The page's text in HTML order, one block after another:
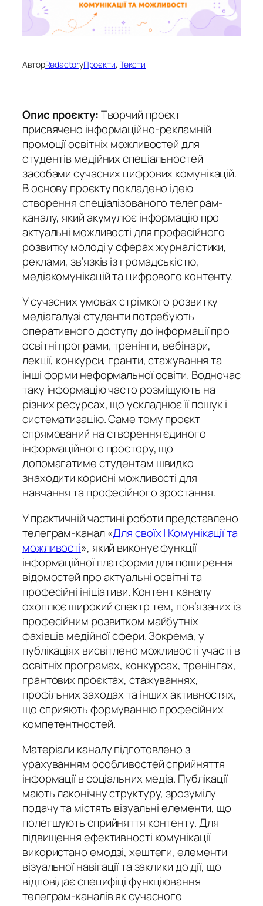
АвторRedactorуПроєкти, Тексти
Опис проєкту:Творчий проєкт
присвячено інформаційно-рекламній
промоції освітніх можливостей для
студентів медійних спеціальностей
засобами сучасних цифрових комунікацій.
В основу проєкту покладено ідею
створення спеціалізованого телеграм-
каналу, який акумулює інформацію про
актуальні можливості для професійного
розвитку молоді у сферах журналістики,
реклами, зв’язків із громадськістю,
медіакомунікацій та цифрового контенту.
У сучасних умовах стрімкого розвитку
медіагалузі студенти потребують
оперативного доступу до інформації про
освітні програми, тренінги, вебінари,
лекції, конкурси, гранти, стажування та
інші форми неформальної освіти. Водночас
таку інформацію часто розміщують на
різних ресурсах, що ускладнює її пошук і
систематизацію. Саме тому проєкт
спрямований на створення єдиного
інформаційного простору, що
допомагатиме студентам швидко
знаходити корисні можливості для
навчання та професійного зростання.
У практичній частині роботи представлено
телеграм-канал «Для своїх | Комунікації та
можливості», який виконує функції
інформаційної платформи для поширення
відомостей про актуальні освітні та
професійні ініціативи. Контент каналу
охоплює широкий спектр тем, пов’язаних із
професійним розвитком майбутніх
фахівців медійної сфери. Зокрема, у
публікаціях висвітлено можливості участі в
освітніх програмах, конкурсах, тренінгах,
грантових проєктах, стажуваннях,
профільних заходах та інших активностях,
що сприяють формуванню професійних
компетентностей.
Матеріали каналу підготовлено з
урахуванням особливостей сприйняття
інформації в соціальних медіа. Публікації
мають лаконічну структуру, зрозумілу
подачу та містять візуальні елементи, що
полегшують сприйняття контенту. Для
підвищення ефективності комунікації
використано емодзі, хештеги, елементи
візуальної навігації та заклики до дії, що
відповідає специфіці функціювання
телеграм-каналів як сучасного